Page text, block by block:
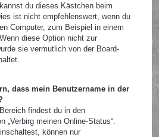
du dieses Kästchen beim
ist nicht empfehlenswert, wenn du
Computer, zum Beispiel in einem
diese Option nicht zur
sie vermutlich von der Board-
dass mein Benutzername in der
findest du in den
„Verbirg meinen Online-Status“.
können nur